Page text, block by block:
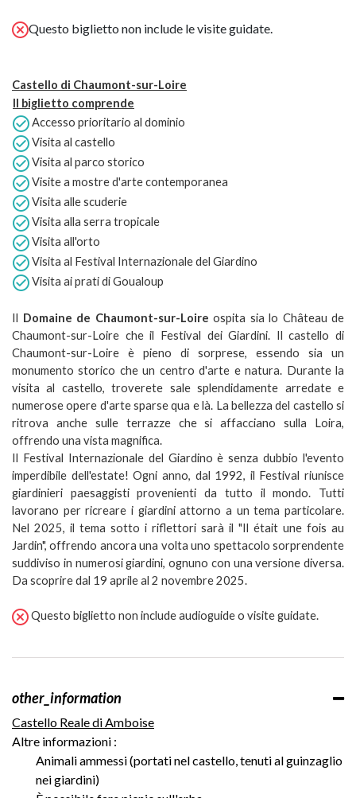
Questo biglietto non include le visite guidate.
Castello di Chaumont-sur-Loire
Il biglietto comprende
Accesso prioritario al dominio
Visita al castello
Visita al parco storico
Visite a mostre d'arte contemporanea
Visita alle scuderie
Visita alla serra tropicale
Visita all'orto
Visita al Festival Internazionale del Giardino
Visita ai prati di Goualoup
Domaine de Chaumont-sur-Loire ospita sia lo Château de
Chaumont-sur-Loire che il Festival dei Giardini. Il castello di
Chaumont-sur-Loire è pieno di sorprese, essendo sia un
monumento storico che un centro d'arte e natura. Durante la
visita al castello, troverete sale splendidamente arredate e
numerose opere d'arte sparse qua e là. La bellezza del castello si
ritrova anche sulle terrazze che si affacciano sulla Loira,
offrendo una vista magnifica.
Il Festival Internazionale del Giardino è senza dubbio l'evento
imperdibile dell'estate! Ogni anno, dal 1992, il Festival riunisce
giardinieri paesaggisti provenienti da tutto il mondo. Tutti
lavorano per ricreare i giardini attorno a un tema particolare.
Nel 2025, il tema sotto i riflettori sarà il "Il était une fois au
Jardin", offrendo ancora una volta uno spettacolo sorprendente
suddiviso in numerosi giardini, ognuno con una versione diversa.
Da scoprire dal 19 aprile al 2 novembre 2025.
Questo biglietto non include audioguide o visite guidate.
other_information
Castello Reale di Amboise
Altre informazioni :
Animali ammessi (portati nel castello, tenuti al guinzaglio
nei giardini)